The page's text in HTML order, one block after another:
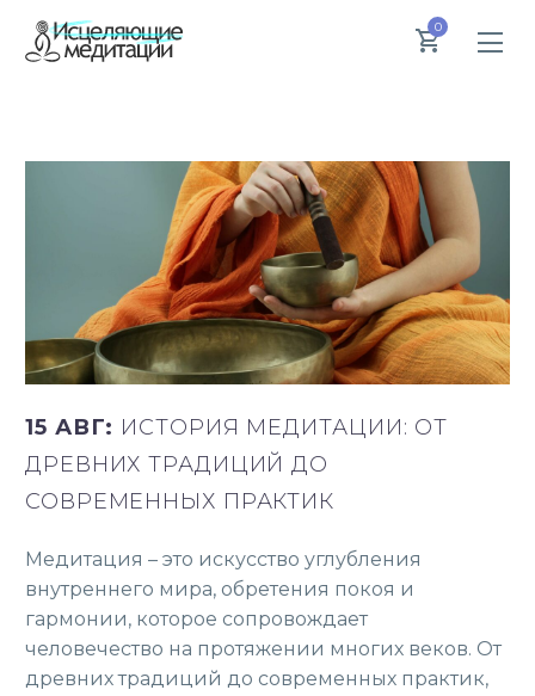
0
15 АВГ: ИСТОРИЯ МЕДИТАЦИИ: ОТ
ДРЕВНИХ ТРАДИЦИЙ ДО
СОВРЕМЕННЫХ ПРАКТИК
Медитация – это искусство углубления
внутреннего мира, обретения покоя и
гармонии, которое сопровождает
человечество на протяжении многих веков. От
древних традиций до современных практик,